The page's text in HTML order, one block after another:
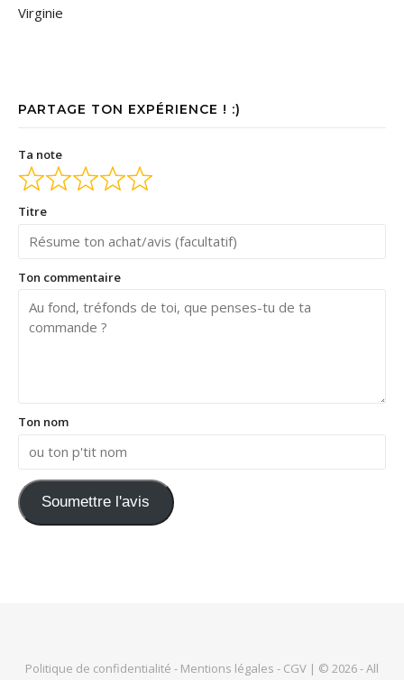
Virginie
PARTAGE TON EXPÉRIENCE ! :)
Ta note
Titre
Ton commentaire
Ton nom
Soumettre l'avis
Politique de confidentialité - Mentions légales - CGV | © 2026 - All